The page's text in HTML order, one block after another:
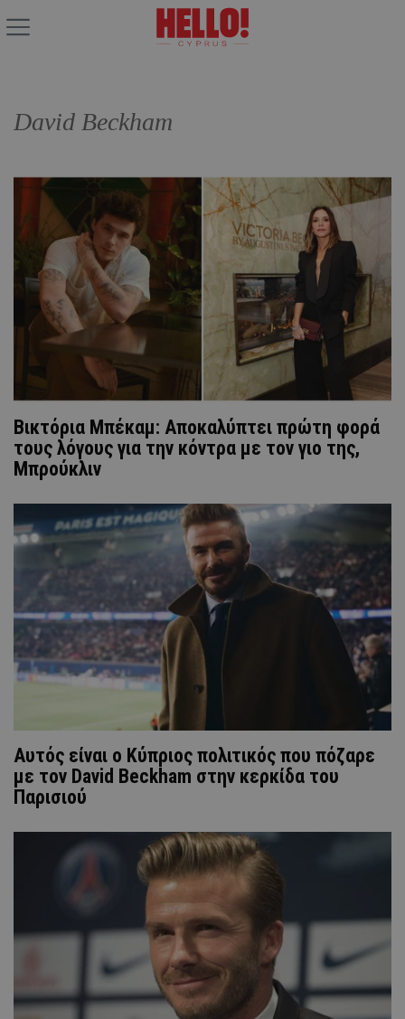
David Beckham
Βικτόρια Μπέκαμ: Αποκαλύπτει πρώτη φορά
τους λόγους για την κόντρα με τον γιο της,
Μπρούκλιν
Αυτός είναι ο Κύπριος πολιτικός που πόζαρε
με τον David Beckham στην κερκίδα του
Παρισιού